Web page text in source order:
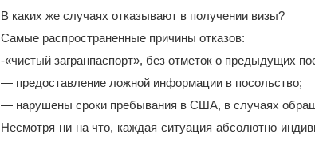
В каких же случаях отказывают в получении визы?
Самые распространенные причины отказов:
-«чистый загранпаспорт», без отметок о предыдущих
— предоставление ложной информации в посольство;
— нарушены сроки пребывания в США, в случаях
Несмотря ни на что, каждая ситуация абсолютно